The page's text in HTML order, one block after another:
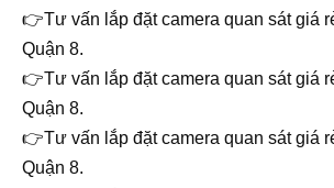
👉Tư vấn lắp đặt camera quan sát giá
Quận 8.
👉Tư vấn lắp đặt camera quan sát giá
Quận 8.
👉Tư vấn lắp đặt camera quan sát giá
Quận 8.